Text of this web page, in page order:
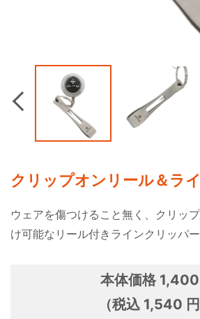
Previous
クリップオンリール＆ラ
ウェアを傷つけること無く、クリッ
け可能なリール付きラインクリッパー
本体価格 1,400
（税込 1,540 円